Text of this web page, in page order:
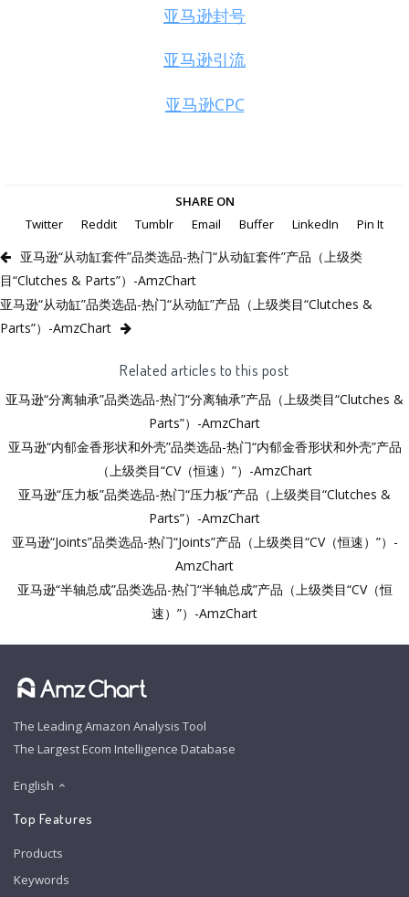
亚马逊封号
亚马逊引流
亚马逊CPC
SHARE ON
Twitter
Reddit Tumblr Email Buffer LinkedIn Pin It
亚马逊“从动缸套件”品类选品-热门“从动缸套件”产品（上级类
目“Clutches & Parts”）-AmzChart
亚马逊“从动缸”品类选品-热门“从动缸”产品（上级类目“Clutches &
Parts”）-AmzChart
Related articles to this post
亚马逊“分离轴承”品类选品-热门“分离轴承”产品（上级类目“Clutches &
Parts”）-AmzChart
亚马逊“内郁金香形状和外壳”品类选品-热门“内郁金香形状和外壳”产品
（上级类目“CV（恒速）”）-AmzChart
亚马逊“压力板”品类选品-热门“压力板”产品（上级类目“Clutches &
Parts”）-AmzChart
亚马逊“Joints”品类选品-热门“Joints”产品（上级类目“CV（恒速）”）-
AmzChart
亚马逊“半轴总成”品类选品-热门“半轴总成”产品（上级类目“CV（恒
速）”）-AmzChart
The Leading Amazon Analysis Tool
The Largest Ecom Intelligence Database
English
Top Features
Products
Keywords